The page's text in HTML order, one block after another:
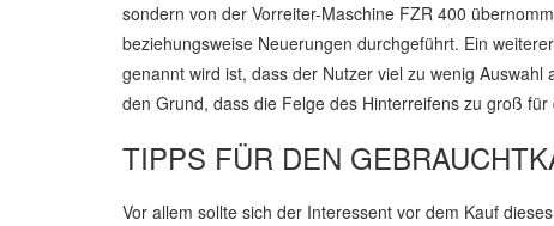
sondern von der Vorreiter-Maschine FZR 400
beziehungsweise Neuerungen durchgeführt. Ein
genannt wird ist, dass der Nutzer viel zu wenig
den Grund, dass die Felge des Hinterreifens zu groß
TIPPS FÜR DEN
Vor allem sollte sich der Interessent vor dem Kauf